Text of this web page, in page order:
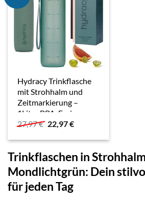
Hydracy Trinkflasche
mit Strohhalm und
Zeitmarkierung –
1Liter BPA-Frei
Auslaufsicher
Kondenswasserfrei
Wasserflasche – Ideal
für…
27,97€ Ursprünglicher
Preis
war:
22,97€Aktueller
ist:
Trinkflaschen in
Mondlichtgrün: Dein
für jeden Tag